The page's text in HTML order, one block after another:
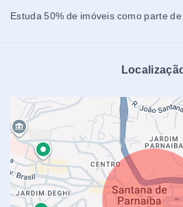
Estuda 50% de imóveis como parte